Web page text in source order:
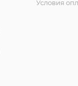
Условия